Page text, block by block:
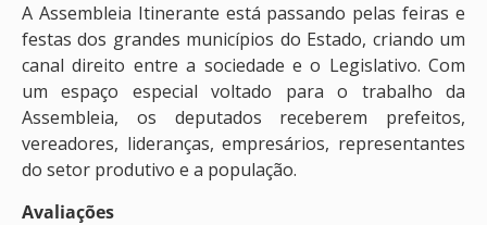
A Assembleia Itinerante está passando pelas feiras e
festas dos grandes municípios do Estado, criando um
canal direito entre a sociedade e o Legislativo. Com
um espaço especial voltado para o trabalho da
Assembleia, os deputados receberem prefeitos,
vereadores, lideranças, empresários, representantes
do setor produtivo e a população.
Avaliações